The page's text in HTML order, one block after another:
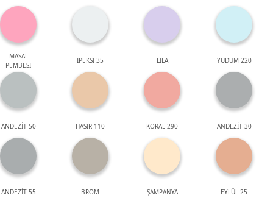
MASAL
PEMBESİ
İPEKSİ 35 LİLA YUDUM 220
ANDEZİT 50 HASIR 110 KORAL 290 ANDEZİT 30
ANDEZİT 55 BROM ŞAMPANYA EYLÜL 25